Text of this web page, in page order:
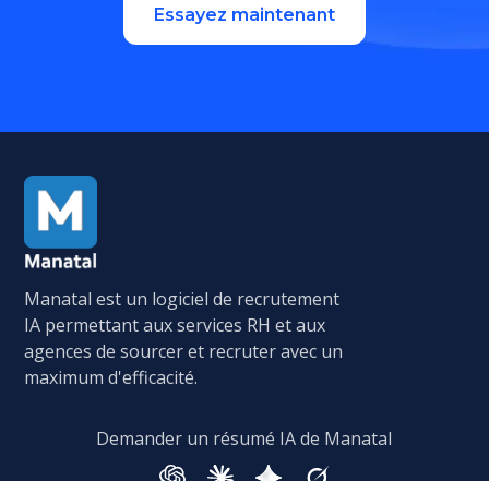
Essayez maintenant
Manatal est un logiciel de recrutement
IA permettant aux services RH et aux
agences de sourcer et recruter avec un
maximum d'efficacité.
Demander un résumé IA de Manatal